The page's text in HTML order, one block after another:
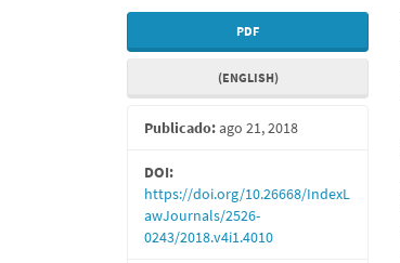
Barra
lateral
de
artigos
PDF
(ENGLISH)
Publicado:ago 21, 2018
DOI:
https://doi.org/10.26668/IndexL
awJournals/2526-
0243/2018.v4i1.4010